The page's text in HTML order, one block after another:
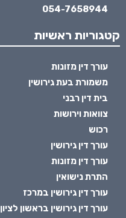
054-7658944
קטגוריות ראשיות
עורך דין מזונות
משמורת בעת גירושין
בית דין רבני
צוואות וירושות
רכוש
עורך דין גירושין
עורך דין מזונות
התרת נישואין
עורך דין גירושין במרכז
עורך דין גירושין בראשון לציון